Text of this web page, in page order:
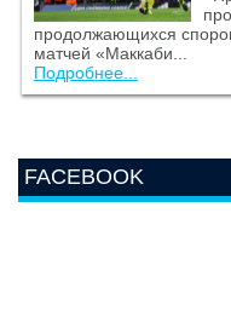
продолжающихся
матчей «Маккаби...
Подробнее...
FACEBOOK